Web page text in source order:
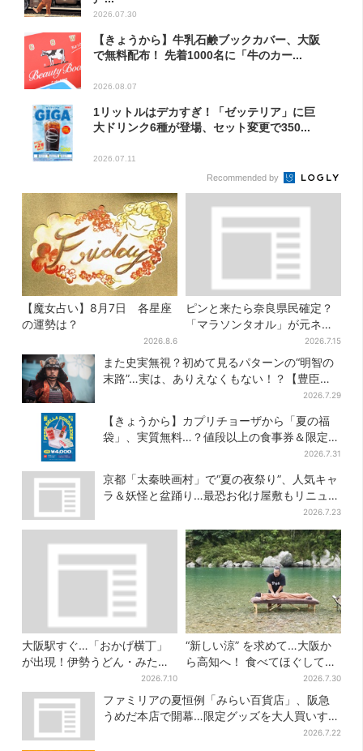
2026.07.30
【きょうから】牛乳石鹸ブックカバー、大阪
で無料配布！ 先着1000名に「牛のカー...
2026.08.07
1リットルはデカすぎ！「ゼッテリア」に巨
大ドリンク6種が登場、セット変更で350...
2026.07.11
Recommended by
【魔女占い】8月7日 各星座
の運勢は？
2026.8.6
ピンと来たら奈良県民確定？
「マラソンタオル」が元ネタ
の汗取りインナー、販売数5万
枚突破
2026.7.15
また史実無視？初めて見るパターンの“明智の
末路”…実は、ありえなくもない！？【豊臣兄
2026.7.29
【きょうから】カプリチョーザから「夏の福
袋」、実質無料…？値段以上の食事券＆限定ア
2026.7.31
京都「太秦映画村」で“夏の夜祭り”、人気キャ
ラ＆妖怪と盆踊り…最恐お化け屋敷もリニュー
2026.7.23
大阪駅すぐ…「おかげ横丁」
が出現！伊勢うどん・みたら
しだんご・かき氷など、名物
グルメが集結
2026.7.10
“新しい涼” を求めて…大阪か
ら高知へ！ 食べてほぐして
「仁淀ブルー」でととのう体
験旅【2026夏最新版】
2026.7.30
ファミリアの夏恒例「みらい百貨店」、阪急
うめだ本店で開幕…限定グッズを大人買いする
2026.7.22